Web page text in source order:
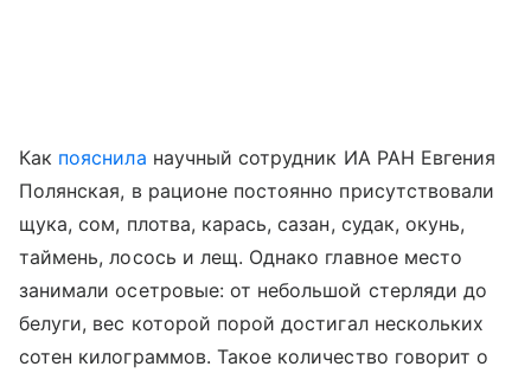
Как пояснила научный сотрудник ИА РАН Евгения
Полянская, в рационе постоянно присутствовали
щука, сом, плотва, карась, сазан, судак, окунь,
таймень, лосось и лещ. Однако главное место
занимали осетровые: от небольшой стерляди до
белуги, вес которой порой достигал нескольких
сотен килограммов. Такое количество говорит о